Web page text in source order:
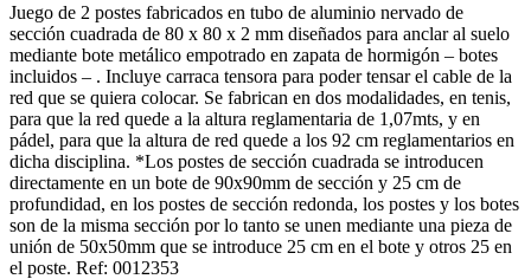
Juego de 2 postes fabricados en tubo de aluminio nervado de
sección cuadrada de 80 x 80 x 2 mm diseñados para anclar al suelo
mediante bote metálico empotrado en zapata de hormigón – botes
incluidos – . Incluye carraca tensora para poder tensar el cable de la
red que se quiera colocar. Se fabrican en dos modalidades, en tenis,
para que la red quede a la altura reglamentaria de 1,07mts, y en
pádel, para que la altura de red quede a los 92 cm reglamentarios en
dicha disciplina. *Los postes de sección cuadrada se introducen
directamente en un bote de 90x90mm de sección y 25 cm de
profundidad, en los postes de sección redonda, los postes y los botes
son de la misma sección por lo tanto se unen mediante una pieza de
unión de 50x50mm que se introduce 25 cm en el bote y otros 25 en
el poste. Ref: 0012353